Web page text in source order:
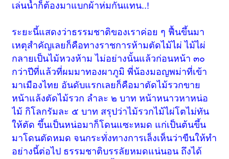
เล่นน้ำก็ต้องมาแบกผ้าห่มกันแทน..!
ระยะนี้แสดงว่าธรรมชาติของเราค่อย ๆ ฟื้นขึ้นมา
เหตุสำคัญเลยก็คือทางราชการห้ามตัดไม้ไผ่ ไม้ไผ่
กลายเป็นไม้หวงห้าม ไม่อย่างนั้นแล้วก่อนหน้า ๓๐
กว่าปีที่แล้วที่ผมมาทองผาภูมิ พี่น้องมอญพม่าที่เข้า
มาเมืองไทย อันดับแรกเลยก็คือมาตัดไม้รวกขาย
หน้าแล้งตัดไม้รวก ลำละ ๒ บาท หน้าหนาวหาหน่อ
ไม้ กิโลกรัมละ ๕ บาท สรุปว่าไม้รวกไม้ไผ่โตไม่ทัน
ให้ตัด ขึ้นเป็นหน่อมาก็โดนแซะหมด แก่เป็นต้นขึ้น
มาโดนตัดหมด จนกระทั่งทางการเล็งเห็นว่าขืนให้ทำ
อย่างนี้ต่อไป ธรรมชาติบรรลัยหมดแน่นอน ถึงได้